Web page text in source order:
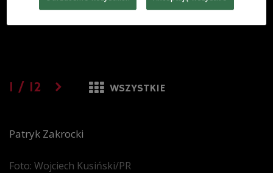
1 / 12 WSZYSTKIE
Patryk Zakrocki
Foto: Wojciech Kusiński/PR